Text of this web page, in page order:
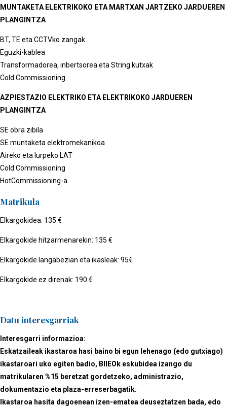
MUNTAKETA ELEKTRIKOKO ETA MARTXAN JARTZEKO JARDUEREN
PLANGINTZA
BT, TE eta CCTVko zangak
Eguzki-kablea
Transformadorea, inbertsorea eta String kutxak
Cold Commissioning
AZPIESTAZIO ELEKTRIKO ETA ELEKTRIKOKO JARDUEREN
PLANGINTZA
SE obra zibila
SE muntaketa elektromekanikoa
Aireko eta lurpeko LAT
Cold Commissioning
HotCommissioning-a
Matrikula
Elkargokidea: 135 €
Elkargokide hitzarmenarekin: 135 €
Elkargokide langabezian eta ikasleak: 95€
Elkargokide ez direnak: 190 €
Datu interesgarriak
Interesgarri informazioa:
Eskatzaileak ikastaroa hasi baino bi egun lehenago (edo gutxiago)
ikastaroari uko egiten badio, BIIEOk eskubidea izango du
matrikularen %15 beretzat gordetzeko, administrazio,
dokumentazio eta plaza-erreserbagatik.
Ikastaroa hasita dagoenean izen-ematea deuseztatzen bada, edo